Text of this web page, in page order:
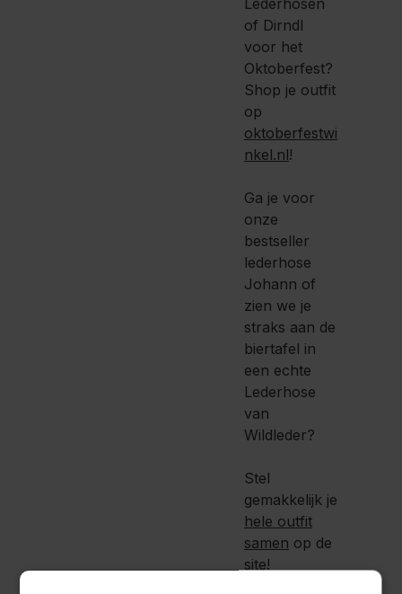
of Dirndl
voor het
Oktoberfest?
Shop je outfit
op
oktoberfestwi
nkel.nl!
Ga je voor
onze
bestseller
lederhose
Johann of
zien we je
straks aan de
biertafel in
een echte
Lederhose
van
Wildleder?
Stel
gemakkelijk je
hele outfit
samen op de
site!